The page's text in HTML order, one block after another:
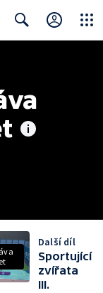
Další díl
Sportující
zvířata
III.